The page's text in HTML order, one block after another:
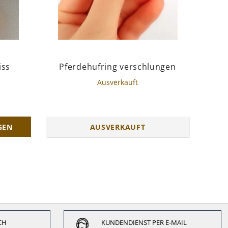
Pferdehufring verschlungen
Ausverkauft
AUSVERKAUFT
KUNDENDIENST PER E-MAIL